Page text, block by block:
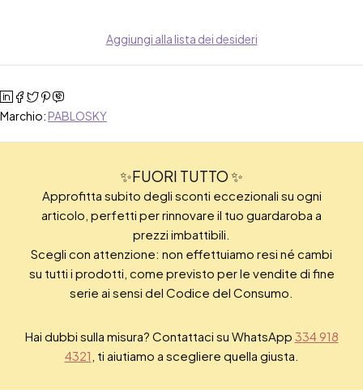
Aggiungi alla lista dei desideri
Marchio: PABLOSKY
✨FUORI TUTTO ✨
Approfitta subito degli sconti eccezionali su ogni
articolo, perfetti per rinnovare il tuo guardaroba a
prezzi imbattibili.
Scegli con attenzione: non effettuiamo resi né cambi
su tutti i prodotti, come previsto per le vendite di fine
serie ai sensi del Codice del Consumo.
Hai dubbi sulla misura? Contattaci su WhatsApp 334 918
4321 , ti aiutiamo a scegliere quella giusta.